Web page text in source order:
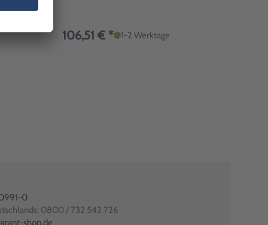
106,51 € * 1-2 Werktage
0
0800 / 732 542 726
shop.de